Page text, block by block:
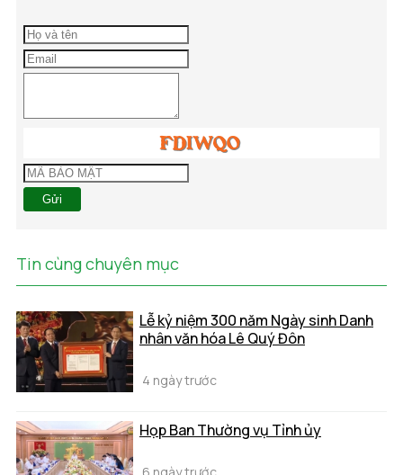
Gửi
Tin cùng chuyên mục
Lễ kỷ niệm 300 năm Ngày sinh Danh
nhân văn hóa Lê Quý Đôn
4 ngày trước
Họp Ban Thường vụ Tỉnh ủy
6 ngày trước